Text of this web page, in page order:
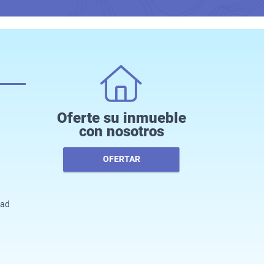
Oferte su inmueble
con nosotros
OFERTAR